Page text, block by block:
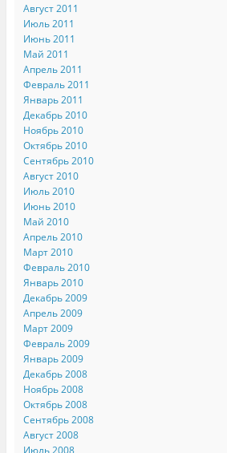
Август 2011
Июль 2011
Июнь 2011
Май 2011
Апрель 2011
Февраль 2011
Январь 2011
Декабрь 2010
Ноябрь 2010
Октябрь 2010
Сентябрь 2010
Август 2010
Июль 2010
Июнь 2010
Май 2010
Апрель 2010
Март 2010
Февраль 2010
Январь 2010
Декабрь 2009
Апрель 2009
Март 2009
Февраль 2009
Январь 2009
Декабрь 2008
Ноябрь 2008
Октябрь 2008
Сентябрь 2008
Август 2008
Июль 2008